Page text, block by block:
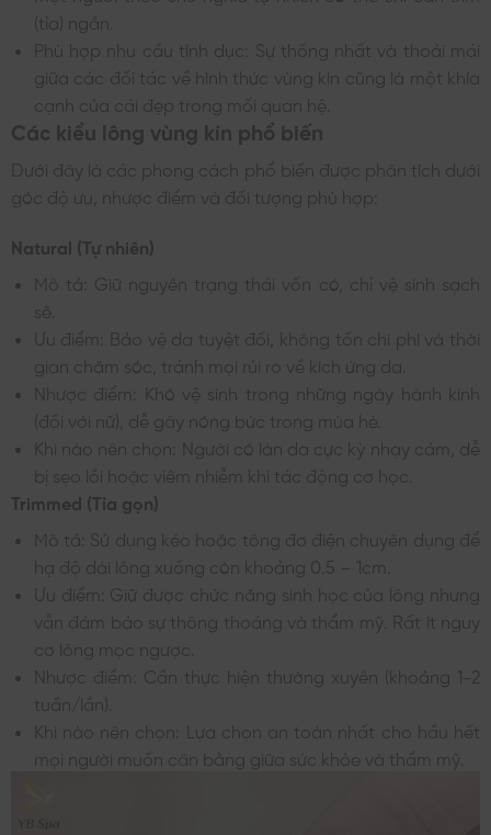
(tỉa) ngắn.
Phù hợp nhu cầu tình dục: Sự thống nhất và thoải mái
giữa các đối tác về hình thức vùng kín cũng là một khía
cạnh của cái đẹp trong mối quan hệ.
Các kiểu lông vùng kín phổ biến
Dưới đây là các phong cách phổ biến được phân tích dưới
góc độ ưu, nhược điểm và đối tượng phù hợp:
Natural (Tự nhiên)
Mô tả: Giữ nguyên trạng thái vốn có, chỉ vệ sinh sạch
sẽ.
Ưu điểm: Bảo vệ da tuyệt đối, không tốn chi phí và thời
gian chăm sóc, tránh mọi rủi ro về kích ứng da.
Nhược điểm: Khó vệ sinh trong những ngày hành kinh
(đối với nữ), dễ gây nóng bức trong mùa hè.
Khi nào nên chọn: Người có làn da cực kỳ nhạy cảm, dễ
bị sẹo lồi hoặc viêm nhiễm khi tác động cơ học.
Trimmed (Tỉa gọn)
Mô tả: Sử dụng kéo hoặc tông đơ điện chuyên dụng để
hạ độ dài lông xuống còn khoảng 0.5 – 1cm.
Ưu điểm: Giữ được chức năng sinh học của lông nhưng
vẫn đảm bảo sự thông thoáng và thẩm mỹ. Rất ít nguy
cơ lông mọc ngược.
Nhược điểm: Cần thực hiện thường xuyên (khoảng 1-2
tuần/lần).
Khi nào nên chọn: Lựa chọn an toàn nhất cho hầu hết
mọi người muốn cân bằng giữa sức khỏe và thẩm mỹ.